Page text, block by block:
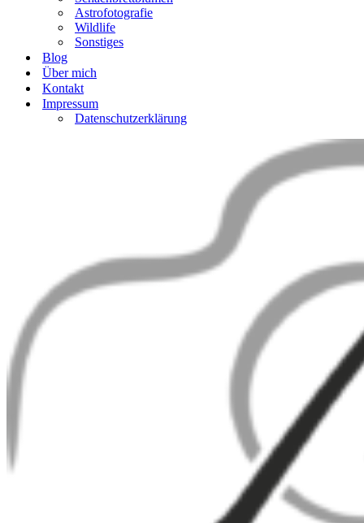
Astrofotografie
Wildlife
Sonstiges
Blog
Über mich
Kontakt
Impressum
Datenschutzerklärung